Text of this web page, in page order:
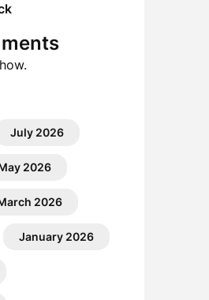
July 2026
2026
2026
January 2026